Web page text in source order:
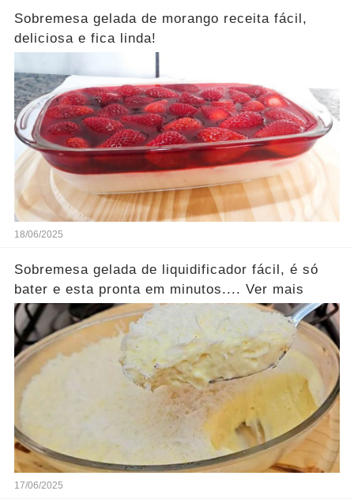
Sobremesa gelada de morango receita fácil,
deliciosa e fica linda!
18/06/2025
Sobremesa gelada de liquidificador fácil, é só
bater e esta pronta em minutos.... Ver mais
17/06/2025